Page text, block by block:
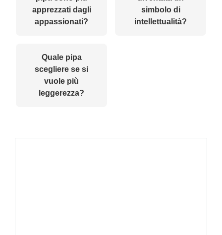
apprezzati dagli
appassionati?
simbolo di
intellettualità?
Quale pipa
scegliere se si
vuole più
leggerezza?